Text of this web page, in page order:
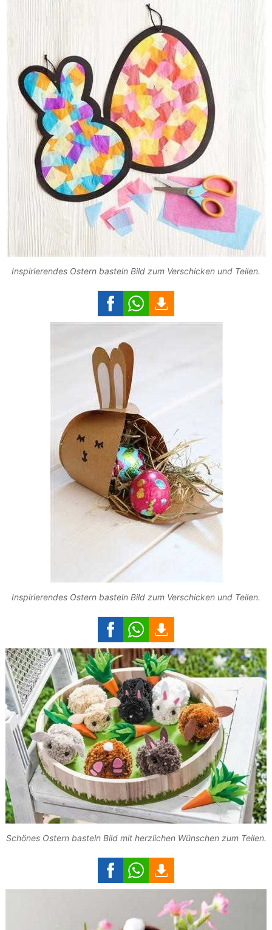
Inspirierendes Ostern basteln Bild zum Verschicken und Teilen.
Inspirierendes Ostern basteln Bild zum Verschicken und Teilen.
Schönes Ostern basteln Bild mit herzlichen Wünschen zum Teilen.